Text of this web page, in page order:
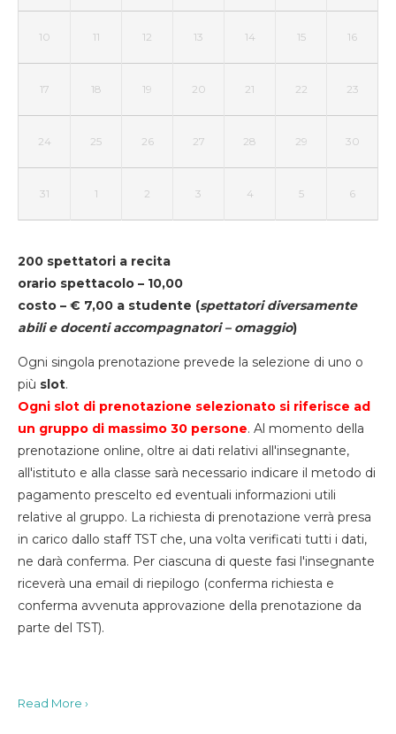
10 11 12 13 14 15 16
17 18 19 20 21 22 23
24 25 26 27 28 29 30
31 1 2 3 4 5 6
200 spettatori a recita
orario spettacolo – 10,00
costo – € 7,00 a studente (spettatori diversamente
abili e docenti accompagnatori – omaggio)
Ogni singola prenotazione prevede la selezione di uno o
più slot.
Ogni slot di prenotazione selezionato si riferisce ad
un gruppo di massimo 30 persone. Al momento della
prenotazione online, oltre ai dati relativi all'insegnante,
all'istituto e alla classe sarà necessario indicare il metodo di
pagamento prescelto ed eventuali informazioni utili
relative al gruppo. La richiesta di prenotazione verrà presa
in carico dallo staff TST che, una volta verificati tutti i dati,
ne darà conferma. Per ciascuna di queste fasi l'insegnante
riceverà una email di riepilogo (conferma richiesta e
conferma avvenuta approvazione della prenotazione da
parte del TST).
Read More ›